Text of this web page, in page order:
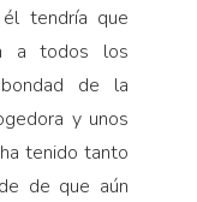
tendría que
a todos los
de la
y unos
tenido tanto
de que aún